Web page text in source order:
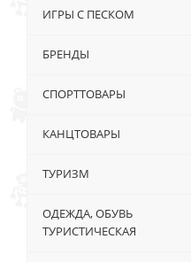
ИГРЫ С ПЕСКОМ
БРЕНДЫ
СПОРТТОВАРЫ
КАНЦТОВАРЫ
ТУРИЗМ
ОДЕЖДА, ОБУВЬ
ТУРИСТИЧЕСКАЯ